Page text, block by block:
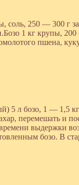
соль, 250 — 300 г
1 кг крупы,
пшена,
5 л бозо, 1 — 1,5
перемешать и
выдержки
бозо. В